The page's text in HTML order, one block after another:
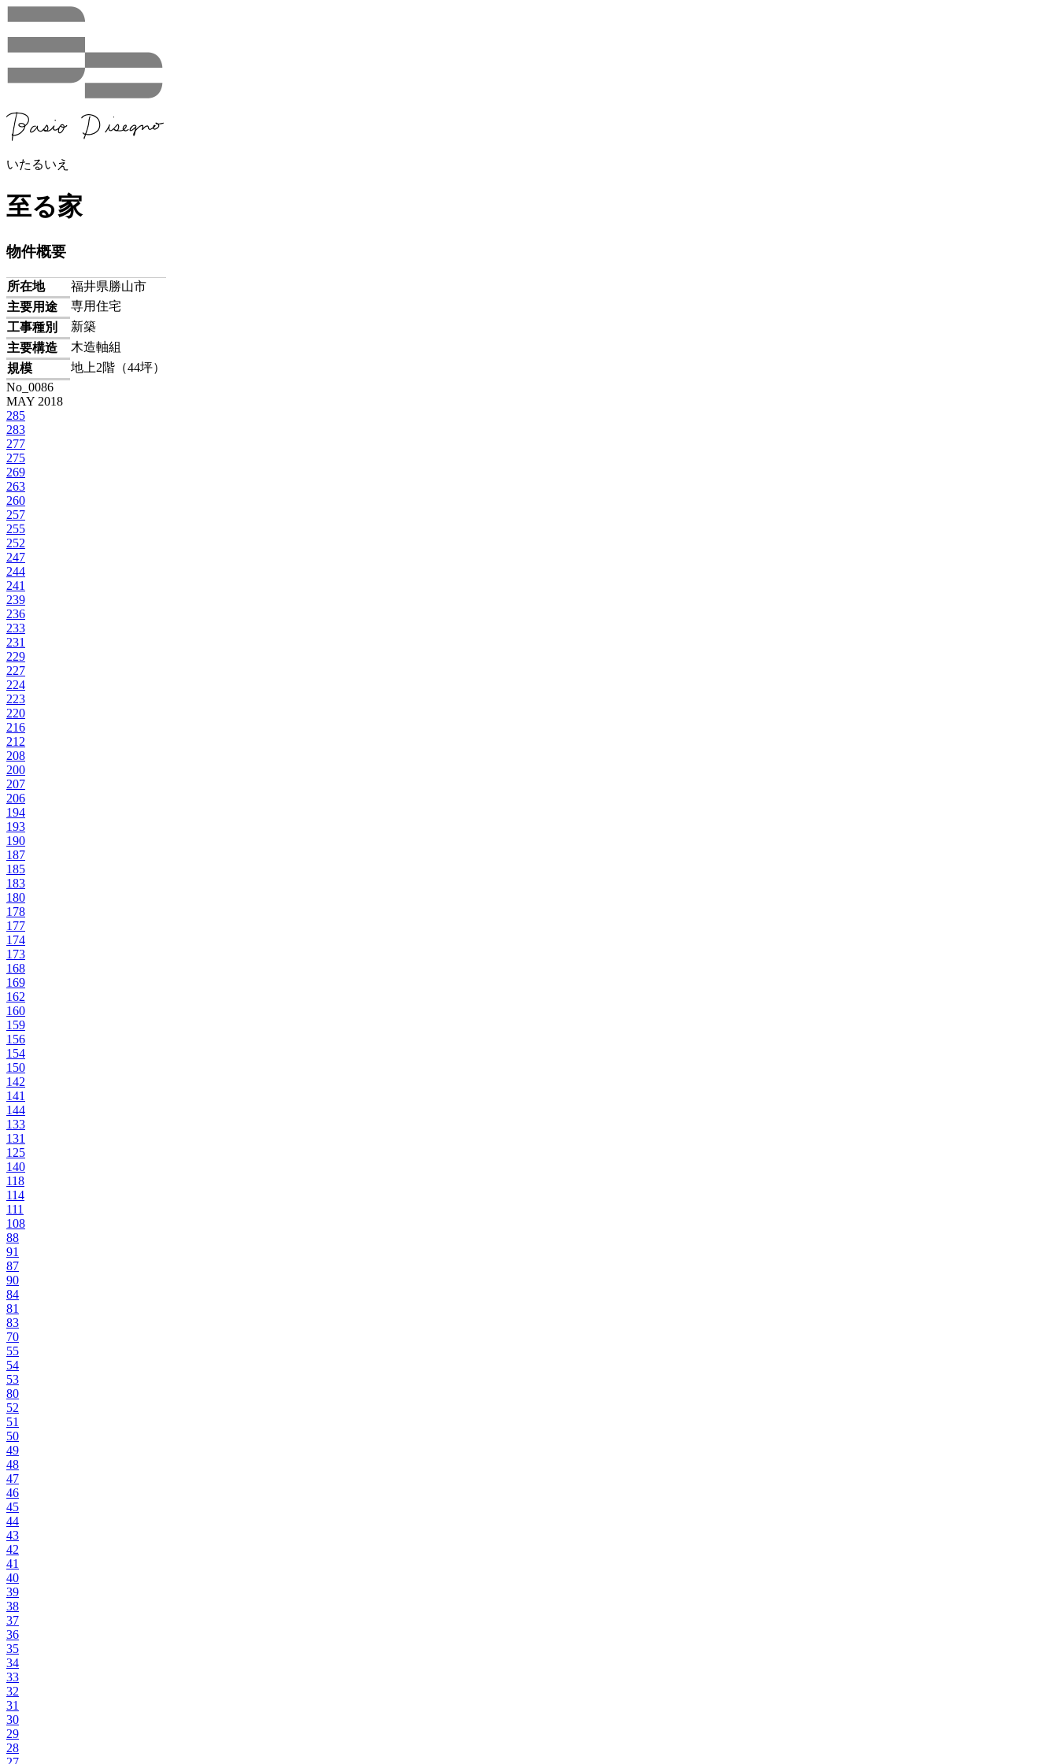
メインコンテンツに移動
いたるいえ
至る家
物件概要
所在地
福井県勝山市
主要用途
専用住宅
工事種別
新築
主要構造
木造軸組
規模
地上2階（44坪）
No_0086
MAY 2018
285
283
277
275
269
263
260
257
255
252
247
244
241
239
236
233
231
229
227
224
223
220
216
212
208
200
207
206
194
193
190
187
185
183
180
178
177
174
173
168
169
162
160
159
156
154
150
142
141
144
133
131
125
140
118
114
111
108
88
91
87
90
84
81
83
70
55
54
53
80
52
51
50
49
48
47
46
45
44
43
42
41
40
39
38
37
36
35
34
33
32
31
30
29
28